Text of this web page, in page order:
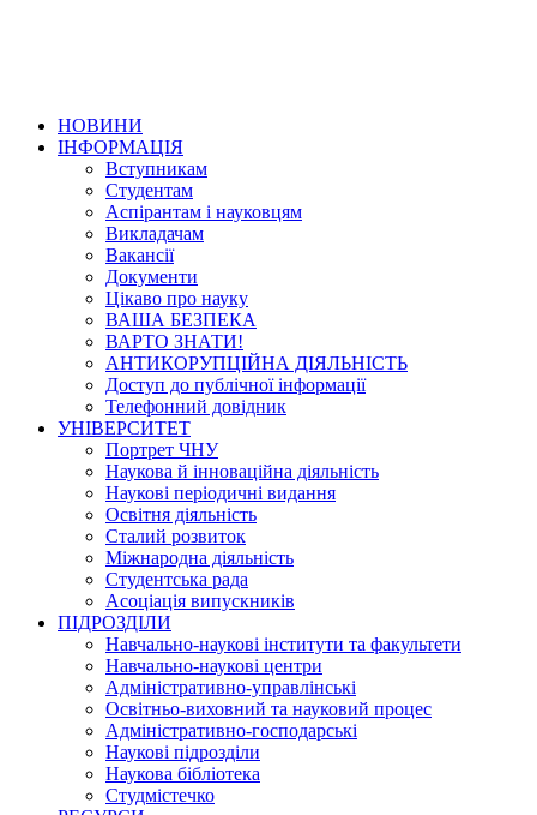
НОВИНИ
ІНФОРМАЦІЯ
Вступникам
Студентам
Аспірантам і науковцям
Викладачам
Вакансії
Документи
Цікаво про науку
ВАША БЕЗПЕКА
ВАРТО ЗНАТИ!
АНТИКОРУПЦІЙНА ДІЯЛЬНІСТЬ
Доступ до публічної інформації
Телефонний довідник
УНІВЕРСИТЕТ
Портрет ЧНУ
Наукова й інноваційна діяльність
Наукові періодичні видання
Освітня діяльність
Сталий розвиток
Міжнародна діяльність
Студентська рада
Асоціація випускників
ПІДРОЗДІЛИ
Навчально-наукові інститути та факультети
Навчально-наукові центри
Адміністративно-управлінські
Освітньо-виховний та науковий процес
Адміністративно-господарські
Наукові підрозділи
Наукова бібліотека
Студмістечко